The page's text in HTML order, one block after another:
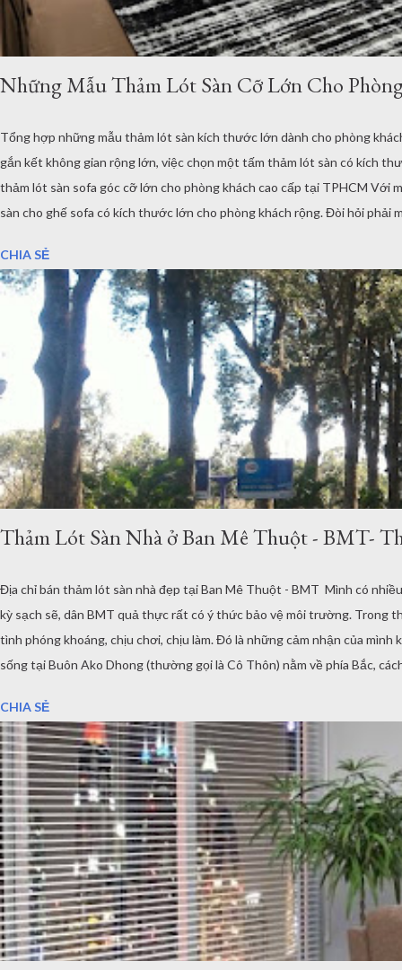
Những Mẫu Thảm Lót Sàn Cỡ Lớn Cho
Tổng hợp những mẫu thảm lót sàn kích thước lớn dành cho phòng
gắn kết không gian rộng lớn, việc chọn một tấm thảm lót sàn có kích
thảm lót sàn sofa góc cỡ lớn cho phòng khách cao cấp tại TPHCM Với
sàn cho ghế sofa có kích thước lớn cho phòng khách rộng. Đòi hỏi phải
CHIA SẺ
Thảm Lót Sàn Nhà ở Ban Mê Thuột - BMT-
Địa chỉ bán thảm lót sàn nhà đẹp tại Ban Mê Thuột - BMT Mình có
kỳ sạch sẽ, dân BMT quả thực rất có ý thức bảo vệ môi trường. Trong
tình phóng khoáng, chịu chơi, chịu làm. Đó là những cảm nhận của
sống tại Buôn Ako Dhong (thường gọi là Cô Thôn) nằm về phía Bắc,
CHIA SẺ